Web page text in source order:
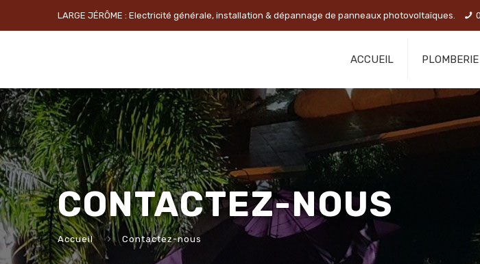
LARGE JÉRÔME : Electricité générale, installation & dépannage de panneaux photovoltaïques.
ACCUEIL PLOMBERIE
CONTACTEZ-NOUS
Accueil Contactez-nous